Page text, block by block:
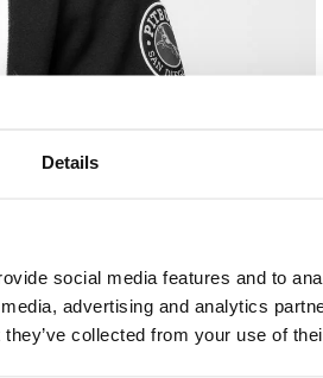
Details
social media features and to
advertising and analytics
collected from your use of